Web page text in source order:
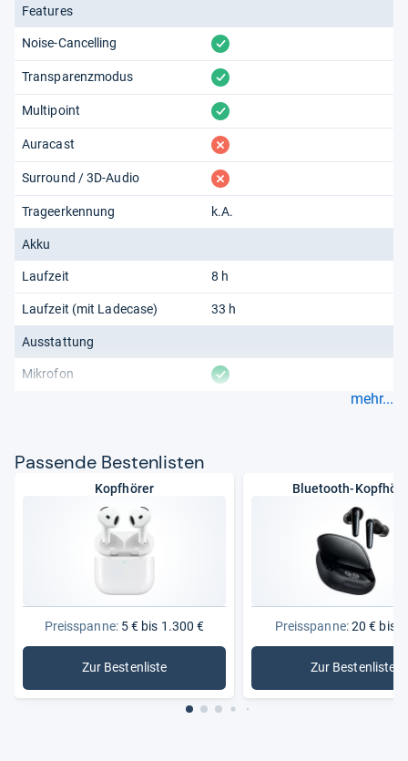
Features
Noise-Cancelling vorhanden
Transparenzmodus vorhanden
Multipoint vorhanden
Auracast fehlt
Surround / 3D-Audio fehlt
Trageerkennung k.A.
Akku
Laufzeit 8 h
Laufzeit (mit Ladecase) 33 h
Ausstattung
Mikrofon vorhanden
mehr...
Pas­sende Bes­ten­lis­ten
Kopfhörer
Preisspanne:5 € bis 1.300 €
Zur Bestenliste
: Kopfhörer
Bluetooth-
Preisspanne:20 € bis
Zur Bestenliste
: